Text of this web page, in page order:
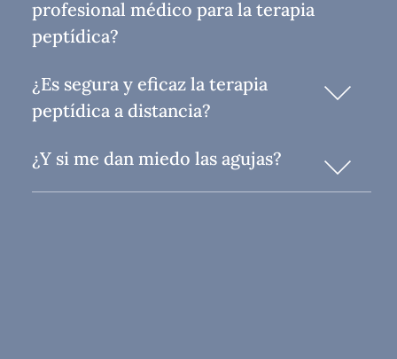
profesional médico para la terapia
peptídica?
¿Es segura y eficaz la terapia
peptídica a distancia?
¿Y si me dan miedo las agujas?